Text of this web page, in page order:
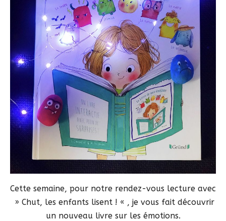
Cette semaine, pour notre rendez-vous lecture avec
» Chut, les enfants lisent ! « , je vous fait découvrir
un nouveau livre sur les émotions.